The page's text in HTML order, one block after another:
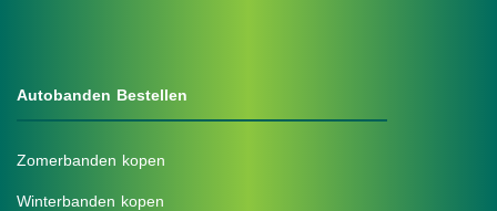
Autobanden Bestellen
Zomerbanden kopen
Winterbanden kopen